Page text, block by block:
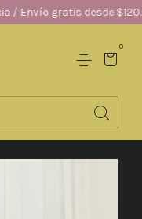
gratis desde $120.000
0